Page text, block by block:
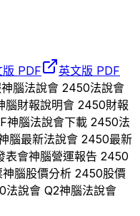
版 PDF
英文版 PDF
神腦法說會 2450法說會
腦財報說明會 2450財報
神腦法說會下載 2450法
腦最新法說會 2450最新
表會神腦營運報告 2450
神腦股價分析 2450股價
法說會 Q2神腦法說會